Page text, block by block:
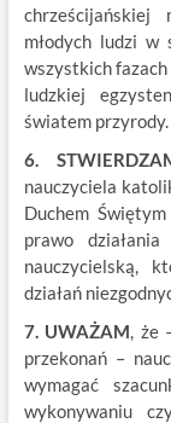
chrześcijańskiej
młodych ludzi w
wszystkich
ludzkiej
światem przyrody.
6.
nauczyciela
Duchem
prawo
nauczycielską,
działań
7. UWAŻAM, że
przekonań –
wymagać
wykonywaniu